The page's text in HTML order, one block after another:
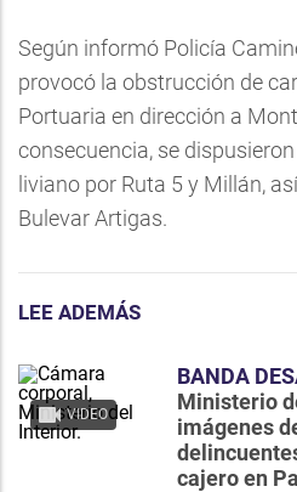
Según informó Policía
provocó la obstrucción de
Portuaria en dirección a
consecuencia, se
liviano por Ruta 5 y Millán,
Bulevar Artigas.
LEE ADEMÁS
VIDEO
BANDA
Ministerio
imágenes
cajero en